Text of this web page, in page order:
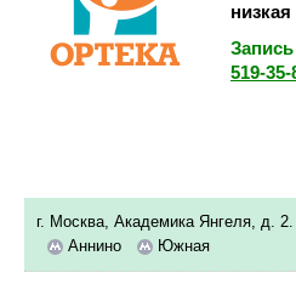
низкая
519-35-
г. Москва, Академика Янгеля, д. 2.
Аннино
Южная